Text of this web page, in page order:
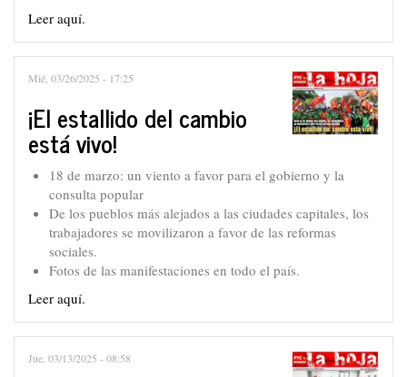
Leer aquí.
Mié, 03/26/2025 - 17:25
¡El estallido del cambio
está vivo!
18 de marzo: un viento a favor para el gobierno y la
consulta popular
De los pueblos más alejados a las ciudades capitales, los
trabajadores se movilizaron a favor de las reformas
sociales.
Fotos de las manifestaciones en todo el país.
Leer aquí.
Jue, 03/13/2025 - 08:58